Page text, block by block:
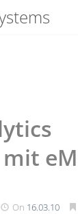
On 16.03.10